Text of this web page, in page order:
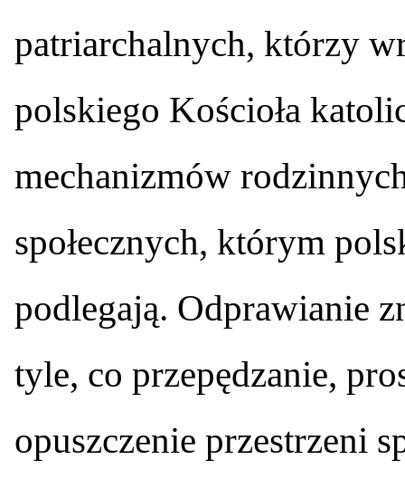
patriarchalnych, którzy
polskiego Kościoła
mechanizmów
społecznych, którym
podlegają. Odprawianie
tyle, co przepędzanie,
opuszczenie przestrzeni